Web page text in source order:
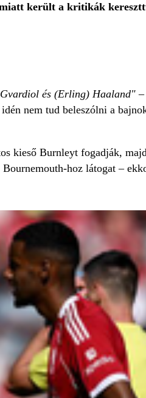
került a kritikák
és (Erling) Haaland"–
nem tud beleszólni a
kieső Burnleyt fogadják,
hoz látogat –